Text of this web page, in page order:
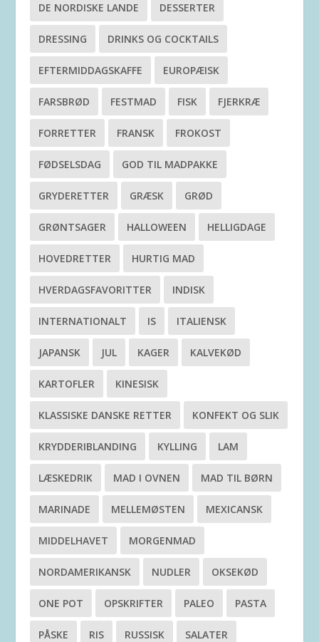
DE NORDISKE LANDE DESSERTER
DRESSING DRINKS OG COCKTAILS
EFTERMIDDAGSKAFFE EUROPÆISK
FARSBRØD FESTMAD FISK FJERKRÆ
FORRETTER FRANSK FROKOST
FØDSELSDAG GOD TIL MADPAKKE
GRYDERETTER GRÆSK GRØD
GRØNTSAGER HALLOWEEN HELLIGDAGE
HOVEDRETTER HURTIG MAD
HVERDAGSFAVORITTER INDISK
INTERNATIONALT IS ITALIENSK
JAPANSK JUL KAGER KALVEKØD
KARTOFLER KINESISK
KLASSISKE DANSKE RETTER KONFEKT OG SLIK
KRYDDERIBLANDING KYLLING LAM
LÆSKEDRIK MAD I OVNEN MAD TIL BØRN
MARINADE MELLEMØSTEN MEXICANSK
MIDDELHAVET MORGENMAD
NORDAMERIKANSK NUDLER OKSEKØD
ONE POT OPSKRIFTER PALEO PASTA
PÅSKE RIS RUSSISK SALATER